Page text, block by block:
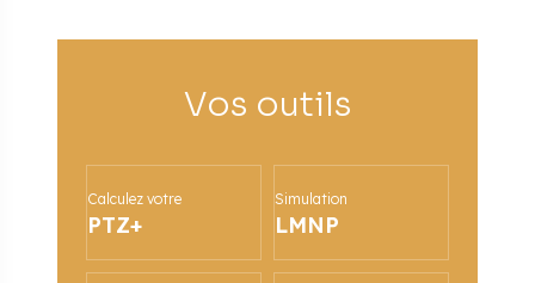
Vos outils
Calculez votre
PTZ+
Simulation
LMNP